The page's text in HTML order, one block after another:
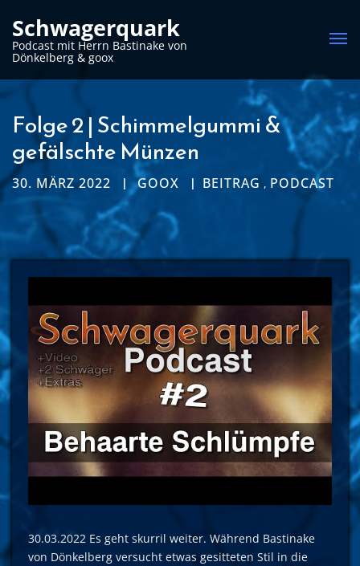
Schwagerquark
Podcast mit Herrn Bastinake von
Dönkelberg & goox
Folge 2 | Schimmelgummi &
gefälschte Münzen
30. MÄRZ 2022 GOOX BEITRAG , PODCAST
30.03.2022 Es geht skurril weiter. Während Bastinake
von Dönkelberg versucht etwas gesitteten Stil in die